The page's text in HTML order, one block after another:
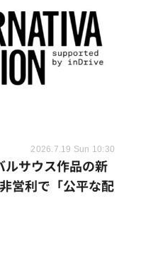
2026.7.19 Sun 10:30
サウス作品の新
営利で「公平な配